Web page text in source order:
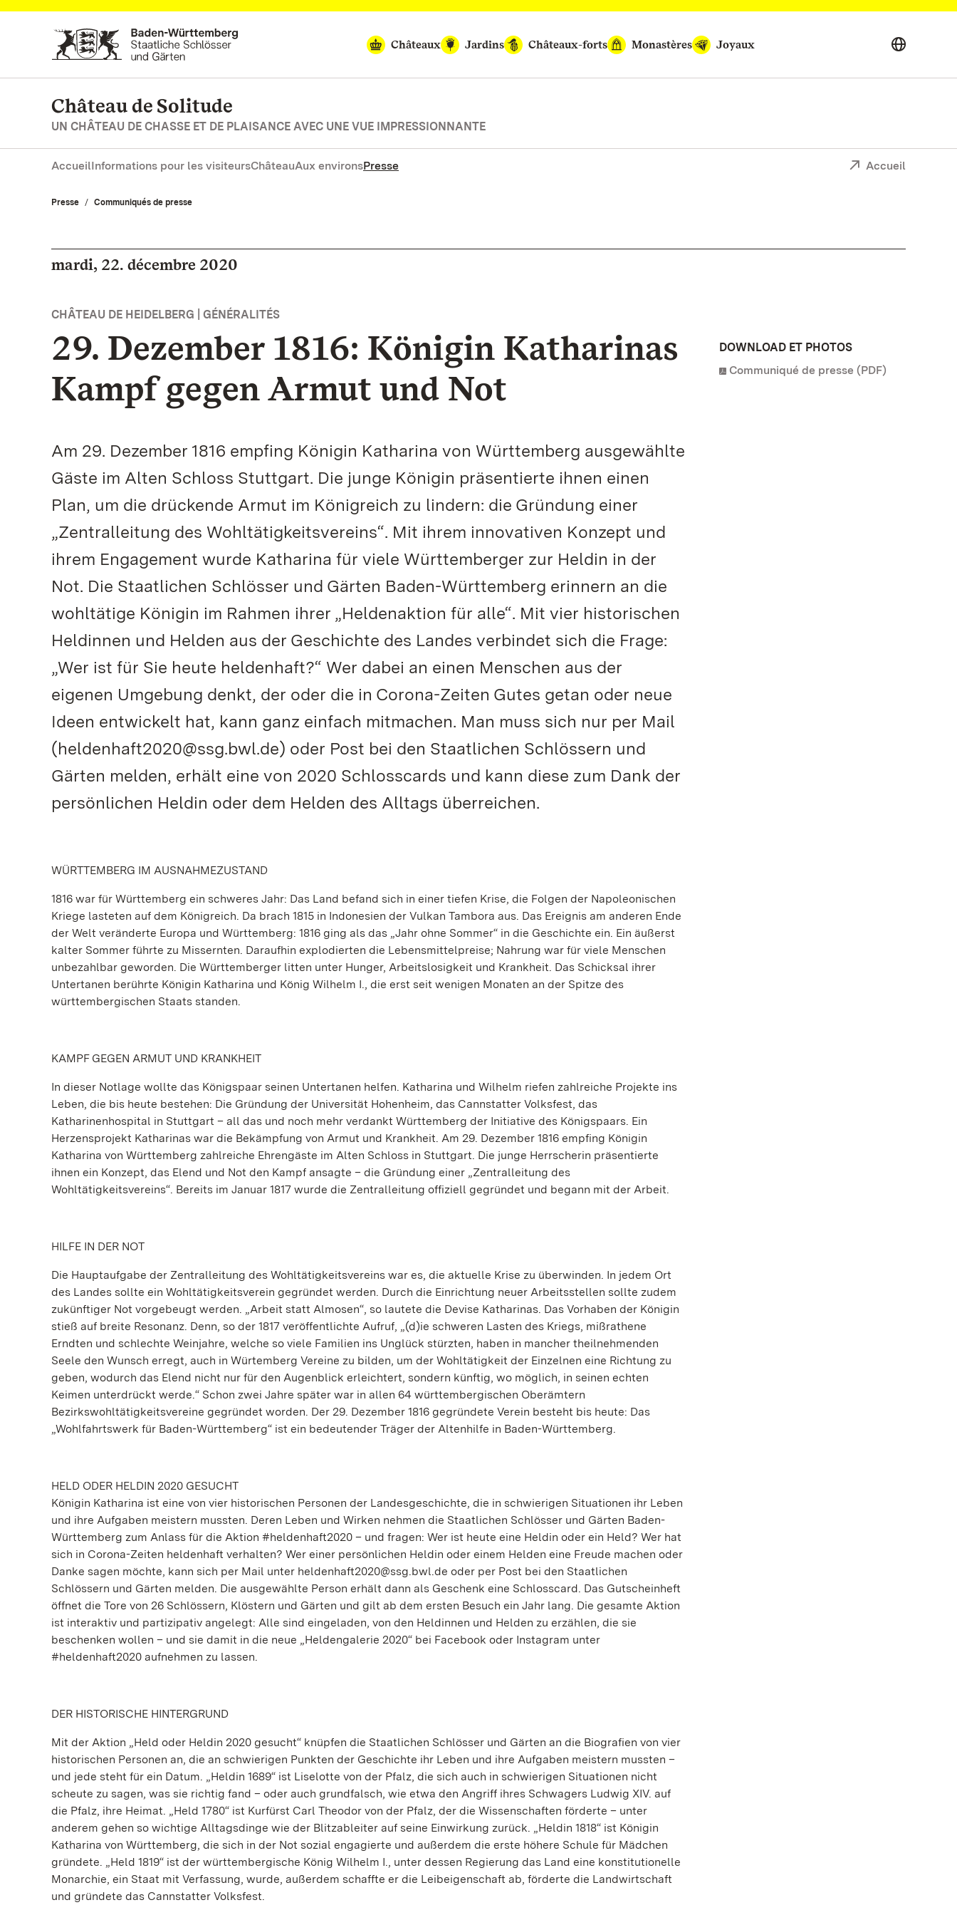
Vers la page d’accueil
Châteaux
Jardins Châteaux-forts Monastères Joyaux
Château de Solitude
UN CHÂTEAU DE CHASSE ET DE PLAISANCE AVEC UNE VUE IMPRESSIONNANTE
AccueilInformations pour les visiteursChâteauAux environsPresse Accueil
Presse Communiqués de presse
mardi, 22. décembre 2020
CHÂTEAU DE HEIDELBERG | GÉNÉRALITÉS
29. Dezember 1816: Königin Katharinas
Kampf gegen Armut und Not
Am 29. Dezember 1816 empfing Königin Katharina von Württemberg ausgewählte
Gäste im Alten Schloss Stuttgart. Die junge Königin präsentierte ihnen einen
Plan, um die drückende Armut im Königreich zu lindern: die Gründung einer
„Zentralleitung des Wohltätigkeitsvereins“. Mit ihrem innovativen Konzept und
ihrem Engagement wurde Katharina für viele Württemberger zur Heldin in der
Not. Die Staatlichen Schlösser und Gärten Baden-Württemberg erinnern an die
wohltätige Königin im Rahmen ihrer „Heldenaktion für alle“. Mit vier historischen
Heldinnen und Helden aus der Geschichte des Landes verbindet sich die Frage:
„Wer ist für Sie heute heldenhaft?“ Wer dabei an einen Menschen aus der
eigenen Umgebung denkt, der oder die in Corona-Zeiten Gutes getan oder neue
Ideen entwickelt hat, kann ganz einfach mitmachen. Man muss sich nur per Mail
(heldenhaft2020@ssg.bwl.de) oder Post bei den Staatlichen Schlössern und
Gärten melden, erhält eine von 2020 Schlosscards und kann diese zum Dank der
persönlichen Heldin oder dem Helden des Alltags überreichen.
WÜRTTEMBERG IM AUSNAHMEZUSTAND
1816 war für Württemberg ein schweres Jahr: Das Land befand sich in einer tiefen Krise, die Folgen der Napoleonischen
Kriege lasteten auf dem Königreich. Da brach 1815 in Indonesien der Vulkan Tambora aus. Das Ereignis am anderen Ende
der Welt veränderte Europa und Württemberg: 1816 ging als das „Jahr ohne Sommer“ in die Geschichte ein. Ein äußerst
kalter Sommer führte zu Missernten. Daraufhin explodierten die Lebensmittelpreise; Nahrung war für viele Menschen
unbezahlbar geworden. Die Württemberger litten unter Hunger, Arbeitslosigkeit und Krankheit. Das Schicksal ihrer
Untertanen berührte Königin Katharina und König Wilhelm I., die erst seit wenigen Monaten an der Spitze des
württembergischen Staats standen.
KAMPF GEGEN ARMUT UND KRANKHEIT
In dieser Notlage wollte das Königspaar seinen Untertanen helfen. Katharina und Wilhelm riefen zahlreiche Projekte ins
Leben, die bis heute bestehen: Die Gründung der Universität Hohenheim, das Cannstatter Volksfest, das
Katharinenhospital in Stuttgart – all das und noch mehr verdankt Württemberg der Initiative des Königspaars. Ein
Herzensprojekt Katharinas war die Bekämpfung von Armut und Krankheit. Am 29. Dezember 1816 empfing Königin
Katharina von Württemberg zahlreiche Ehrengäste im Alten Schloss in Stuttgart. Die junge Herrscherin präsentierte
ihnen ein Konzept, das Elend und Not den Kampf ansagte – die Gründung einer „Zentralleitung des
Wohltätigkeitsvereins“. Bereits im Januar 1817 wurde die Zentralleitung offiziell gegründet und begann mit der Arbeit.
HILFE IN DER NOT
Die Hauptaufgabe der Zentralleitung des Wohltätigkeitsvereins war es, die aktuelle Krise zu überwinden. In jedem Ort
des Landes sollte ein Wohltätigkeitsverein gegründet werden. Durch die Einrichtung neuer Arbeitsstellen sollte zudem
zukünftiger Not vorgebeugt werden. „Arbeit statt Almosen“, so lautete die Devise Katharinas. Das Vorhaben der Königin
stieß auf breite Resonanz. Denn, so der 1817 veröffentlichte Aufruf, „(d)ie schweren Lasten des Kriegs, mißrathene
Erndten und schlechte Weinjahre, welche so viele Familien ins Unglück stürzten, haben in mancher theilnehmenden
Seele den Wunsch erregt, auch in Würtemberg Vereine zu bilden, um der Wohltätigkeit der Einzelnen eine Richtung zu
geben, wodurch das Elend nicht nur für den Augenblick erleichtert, sondern künftig, wo möglich, in seinen echten
Keimen unterdrückt werde.“ Schon zwei Jahre später war in allen 64 württembergischen Oberämtern
Bezirkswohltätigkeitsvereine gegründet worden. Der 29. Dezember 1816 gegründete Verein besteht bis heute: Das
„Wohlfahrtswerk für Baden-Württemberg“ ist ein bedeutender Träger der Altenhilfe in Baden-Württemberg.
HELD ODER HELDIN 2020 GESUCHT
Königin Katharina ist eine von vier historischen Personen der Landesgeschichte, die in schwierigen Situationen ihr Leben
und ihre Aufgaben meistern mussten. Deren Leben und Wirken nehmen die Staatlichen Schlösser und Gärten Baden-
Württemberg zum Anlass für die Aktion #heldenhaft2020 – und fragen: Wer ist heute eine Heldin oder ein Held? Wer hat
sich in Corona-Zeiten heldenhaft verhalten? Wer einer persönlichen Heldin oder einem Helden eine Freude machen oder
Danke sagen möchte, kann sich per Mail unter heldenhaft2020@ssg.bwl.de oder per Post bei den Staatlichen
Schlössern und Gärten melden. Die ausgewählte Person erhält dann als Geschenk eine Schlosscard. Das Gutscheinheft
öffnet die Tore von 26 Schlössern, Klöstern und Gärten und gilt ab dem ersten Besuch ein Jahr lang. Die gesamte Aktion
ist interaktiv und partizipativ angelegt: Alle sind eingeladen, von den Heldinnen und Helden zu erzählen, die sie
beschenken wollen – und sie damit in die neue „Heldengalerie 2020“ bei Facebook oder Instagram unter
#heldenhaft2020 aufnehmen zu lassen.
DER HISTORISCHE HINTERGRUND
Mit der Aktion „Held oder Heldin 2020 gesucht“ knüpfen die Staatlichen Schlösser und Gärten an die Biografien von vier
historischen Personen an, die an schwierigen Punkten der Geschichte ihr Leben und ihre Aufgaben meistern mussten –
und jede steht für ein Datum. „Heldin 1689“ ist Liselotte von der Pfalz, die sich auch in schwierigen Situationen nicht
scheute zu sagen, was sie richtig fand – oder auch grundfalsch, wie etwa den Angriff ihres Schwagers Ludwig XIV. auf
die Pfalz, ihre Heimat. „Held 1780“ ist Kurfürst Carl Theodor von der Pfalz, der die Wissenschaften förderte – unter
anderem gehen so wichtige Alltagsdinge wie der Blitzableiter auf seine Einwirkung zurück. „Heldin 1818“ ist Königin
Katharina von Württemberg, die sich in der Not sozial engagierte und außerdem die erste höhere Schule für Mädchen
gründete. „Held 1819“ ist der württembergische König Wilhelm I., unter dessen Regierung das Land eine konstitutionelle
Monarchie, ein Staat mit Verfassung, wurde, außerdem schaffte er die Leibeigenschaft ab, förderte die Landwirtschaft
und gründete das Cannstatter Volksfest.
DOWNLOAD ET PHOTOS
Communiqué de presse (PDF)